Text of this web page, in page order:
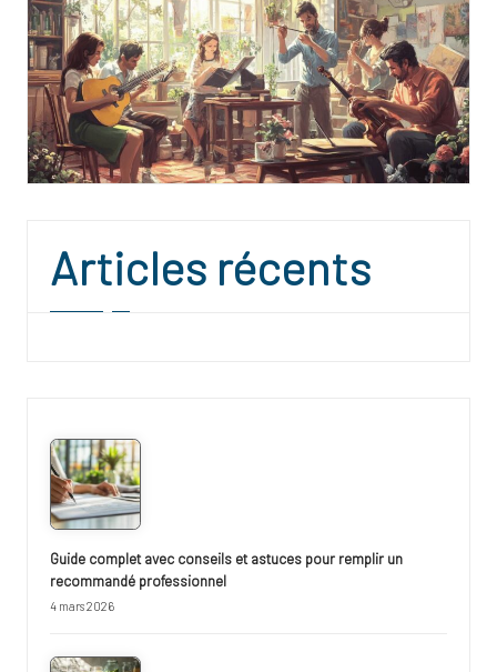
Articles récents
Guide complet avec conseils et astuces pour remplir un
recommandé professionnel
4 mars 2026